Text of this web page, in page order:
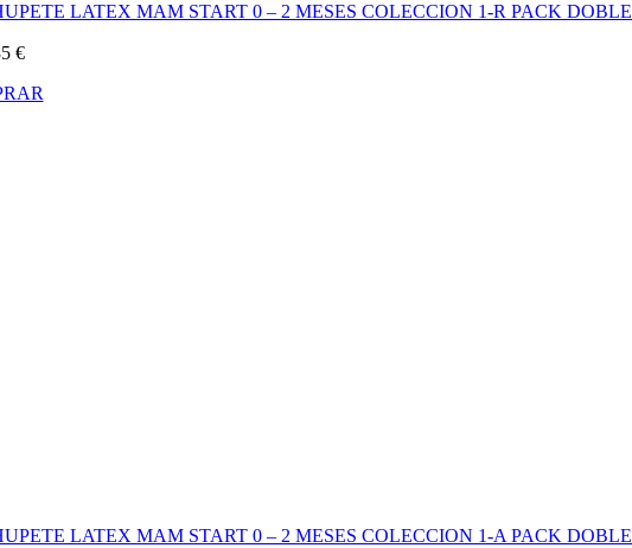
LATEX MAM START 0 – 2 MESES COLECCION 1-R PACK DOBLE
€
LATEX MAM START 0 – 2 MESES COLECCION 1-A PACK DOBLE